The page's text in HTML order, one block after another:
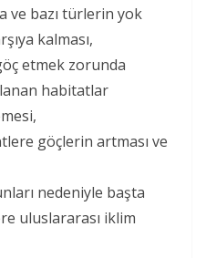
ve bazı türlerin yok
kalması,
etmek zorunda
habitatlar
göçlerin artması ve
nedeniyle başta
uluslararası iklim